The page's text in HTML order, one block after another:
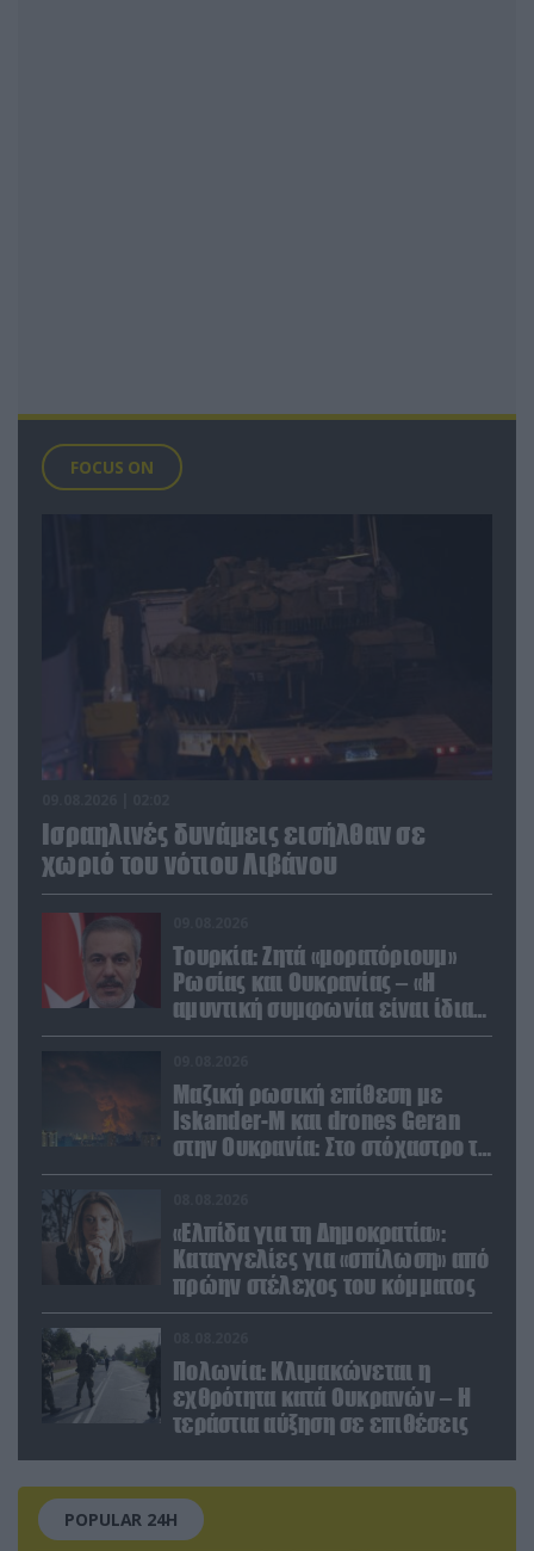
FOCUS ON
Ισραηλινές δυνάμεις εισήλθαν σε
χωριό του νότιου Λιβάνου
Τουρκία: Ζητά «μορατόριουμ»
Ρωσίας και Ουκρανίας – «Η
αμυντική συμφωνία είναι ίδια
με το άρθρο 5 του ΝΑΤΟ» (upd)
Μαζική ρωσική επίθεση με
Iskander-M και drones Geran
στην Ουκρανία: Στο στόχαστρο το
εργοστάσιο των Flamingo
«Ελπίδα για τη Δημοκρατία»:
Καταγγελίες για «σπίλωση» από
πρώην στέλεχος του κόμματος
Πολωνία: Κλιμακώνεται η
εχθρότητα κατά Ουκρανών – Η
τεράστια αύξηση σε επιθέσεις
POPULAR 24H